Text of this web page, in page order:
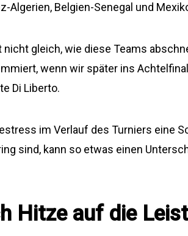
Algerien, Belgien-Senegal und
nicht gleich, wie diese Teams
wenn wir später ins
Di Liberto.
im Verlauf des Turniers eine
sind, kann so etwas einen
Hitze auf die